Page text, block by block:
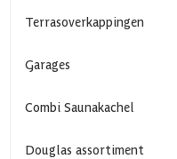
Terrasoverkappingen
Garages
Combi Saunakachel
Douglas assortiment